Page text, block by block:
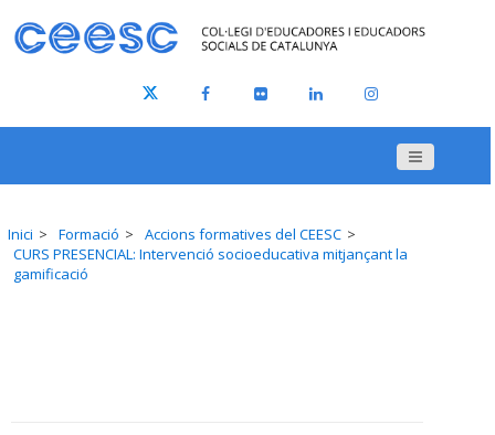
Inici Formació
Accions formatives del CEESC
CURS PRESENCIAL: Intervenció socioeducativa mitjançant la
gamificació